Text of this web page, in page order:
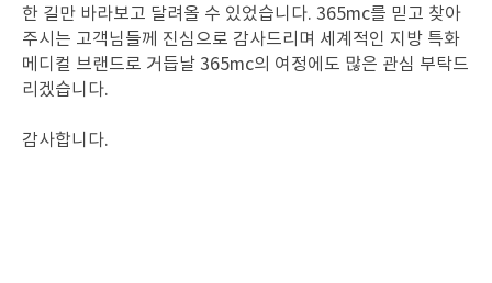
한 길만 바라보고 달려올 수 있었습니다. 365mc를 믿고 찾아
주시는 고객님들께 진심으로 감사드리며 세계적인 지방 특화
메디컬 브랜드로 거듭날 365mc의 여정에도 많은 관심 부탁드
리겠습니다.
감사합니다.